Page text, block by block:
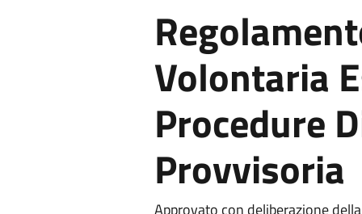
Volontaria
Procedure
Provvisoria
Approvato con deliberazione